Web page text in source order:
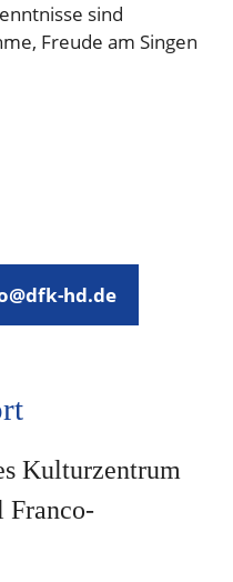
sind
Freude am Singen
hd.de
Kulturzentrum
Franco-